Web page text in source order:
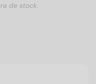
de stock.